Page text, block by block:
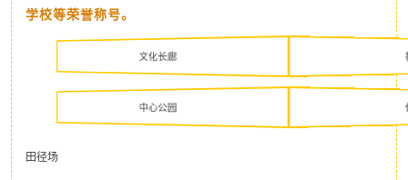
学校等荣誉称号。
文化长廊
中心公园
田径场